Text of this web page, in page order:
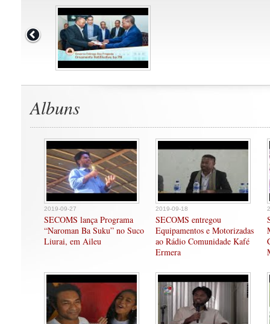
Albuns
2019-09-27
SECOMS lança Programa
“Naroman Ba Suku” no Suco
Liurai, em Aileu
2019-09-18
SECOMS entregou
Equipamentos e Motorizadas
ao Rádio Comunidade Kafé
Ermera